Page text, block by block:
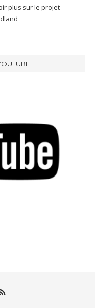
plus sur le projet